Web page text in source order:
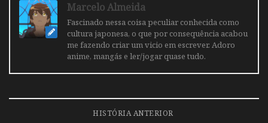
Marcelo Almeida
Fascinado nessa coisa peculiar conhecida como
cultura japonesa, o que por consequência acabou
me fazendo criar um vicio em escrever. Adoro
anime, mangás e ler/jogar quase tudo.
HISTÓRIA ANTERIOR